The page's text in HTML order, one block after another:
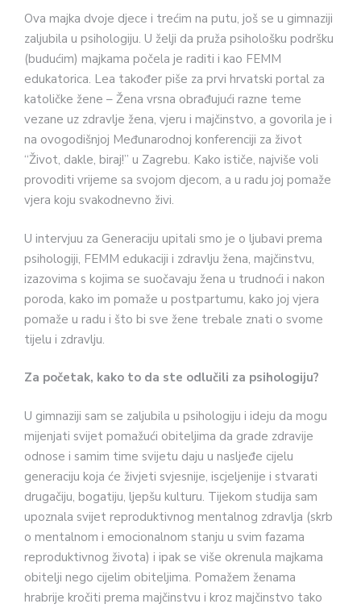
Ova majka dvoje djece i trećim na putu, još se u gimnaziji
zaljubila u psihologiju. U želji da pruža psihološku podršku
(budućim) majkama počela je raditi i kao FEMM
edukatorica. Lea također piše za prvi hrvatski portal za
katoličke žene – Žena vrsna obrađujući razne teme
vezane uz zdravlje žena, vjeru i majčinstvo, a govorila je i
na ovogodišnjoj Međunarodnoj konferenciji za život
“Život, dakle, biraj!” u Zagrebu. Kako ističe, najviše voli
provoditi vrijeme sa svojom djecom, a u radu joj pomaže
vjera koju svakodnevno živi.
U intervjuu za Generaciju upitali smo je o ljubavi prema
psihologiji, FEMM edukaciji i zdravlju žena, majčinstvu,
izazovima s kojima se suočavaju žena u trudnoći i nakon
poroda, kako im pomaže u postpartumu, kako joj vjera
pomaže u radu i što bi sve žene trebale znati o svome
tijelu i zdravlju.
Za početak, kako to da ste odlučili za psihologiju?
U gimnaziji sam se zaljubila u psihologiju i ideju da mogu
mijenjati svijet pomažući obiteljima da grade zdravije
odnose i samim time svijetu daju u nasljeđe cijelu
generaciju koja će živjeti svjesnije, iscjeljenije i stvarati
drugačiju, bogatiju, ljepšu kulturu. Tijekom studija sam
upoznala svijet reproduktivnog mentalnog zdravlja (skrb
o mentalnom i emocionalnom stanju u svim fazama
reproduktivnog života) i ipak se više okrenula majkama
obitelji nego cijelim obiteljima. Pomažem ženama
hrabrije kročiti prema majčinstvu i kroz majčinstvo tako